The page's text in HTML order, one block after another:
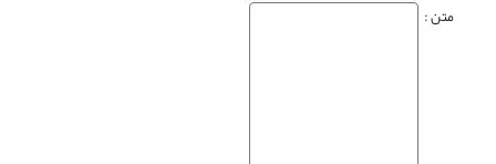
متن :